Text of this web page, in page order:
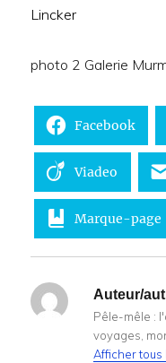
Lincker
photo 2 Galerie
Facebook
Viadeo
Marque-page
Auteur/
Pêle-mêle :
voyages,
Afficher